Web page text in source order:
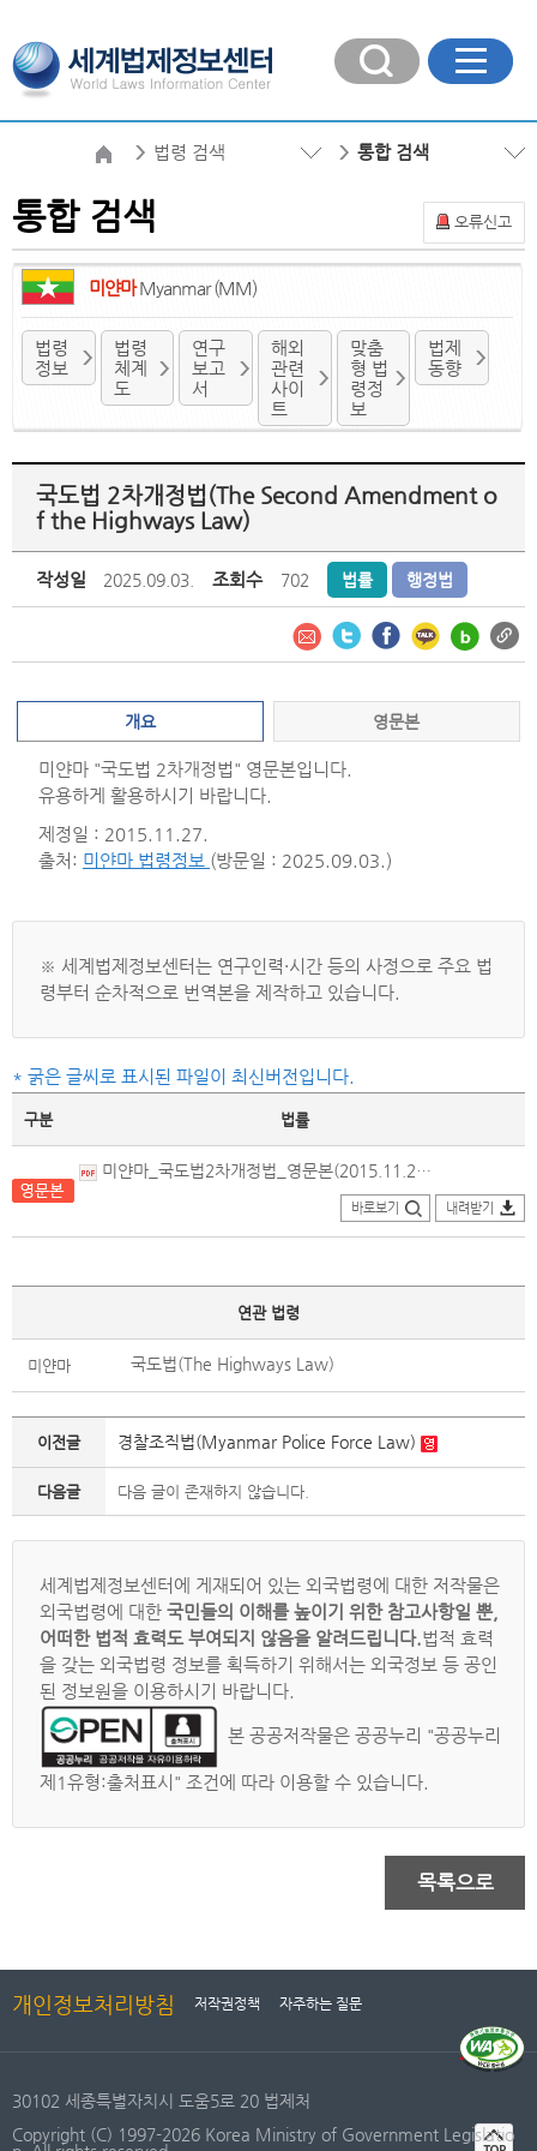
법령 검색 통합 검색
오류신고
통합 검색
미얀마Myanmar (MM)
법령
정보
법령
체계
도
연구
보고
서
해외
관련
사이
트
맞춤
형 법
령정
보
법제
동향
국도법 2차개정법(The Second Amendment o
f the Highways Law)
작성일 2025.09.03. 조회수 702 법률 행정법
개요 영문본
미얀마 "국도법 2차개정법" 영문본입니다.
유용하게 활용하시기 바랍니다.
제정일 : 2015.11.27.
출처: 미얀마 법령정보 (방문일 : 2025.09.03.)
※ 세계법제정보센터는 연구인력·시간 등의 사정으로 주요 법
령부터 순차적으로 번역본을 제작하고 있습니다.
* 굵은 글씨로 표시된 파일이 최신버전입니다.
구분 법률
미얀마_국도법2차개정법_영문본(2015.11.27.제정).pdf
바로보기 내려받기
연관 법령
미얀마 국도법(The Highways Law)
이전글 경찰조직법(Myanmar Police Force Law)
다음글 다음 글이 존재하지 않습니다.
세계법제정보센터에 게재되어 있는 외국법령에 대한 저작물은
외국법령에 대한 국민들의 이해를 높이기 위한 참고사항일 뿐,
어떠한 법적 효력도 부여되지 않음을 알려드립니다.법적 효력
을 갖는 외국법령 정보를 획득하기 위해서는 외국정보 등 공인
된 정보원을 이용하시기 바랍니다.
본 공공저작물은 공공누리 "공공누리
제1유형:출처표시" 조건에 따라 이용할 수 있습니다.
목록으로
개인정보처리방침 저작권정책 자주하는 질문
30102 세종특별자치시 도움5로 20 법제처
Copyright (C) 1997-2026 Korea Ministry of Government Legislatio